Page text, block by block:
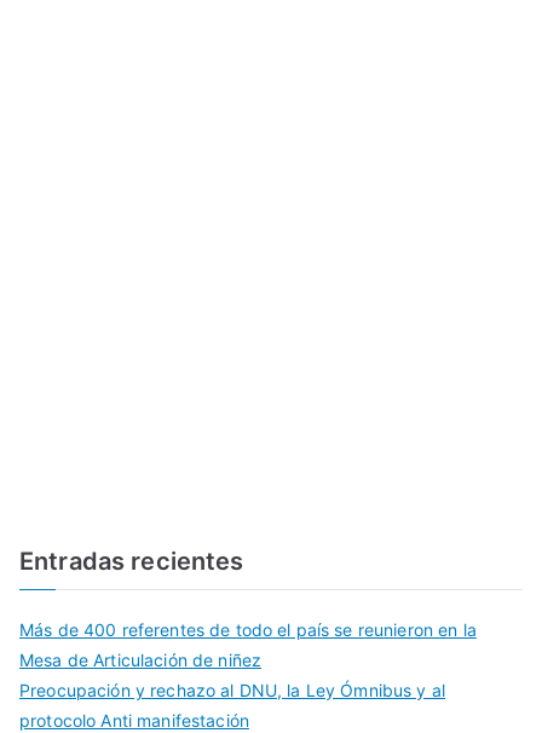
Entradas recientes
Más de 400 referentes de todo el país se reunieron en la
Mesa de Articulación de niñez
Preocupación y rechazo al DNU, la Ley Ómnibus y al
protocolo Anti manifestación